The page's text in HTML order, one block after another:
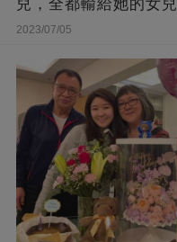
兒，全都輸給她的女兒
2023/07/05